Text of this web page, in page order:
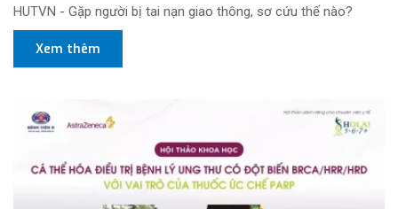
HUTVN - Gặp người bị tai nạn giao thông, sơ cứu thế nào?
Xem thêm